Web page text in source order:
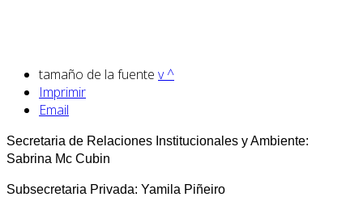
tamaño de la fuente v^
Imprimir
Email
Secretaria de Relaciones Institucionales y Ambiente:
Sabrina Mc Cubin
Subsecretaria Privada: Yamila Piñeiro